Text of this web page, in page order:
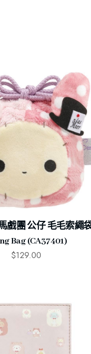
戲團 公仔 毛毛索繩
Bag (CA37401)
$129.00